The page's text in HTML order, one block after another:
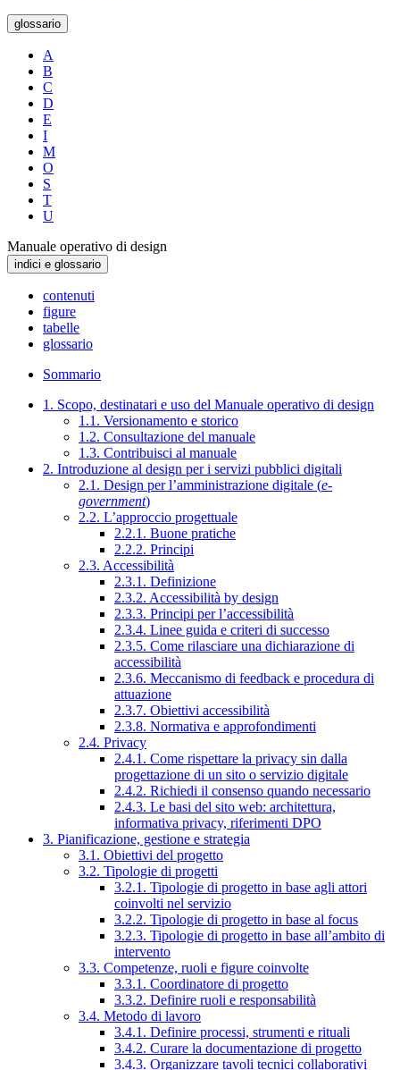
glossario
A
B
C
D
E
I
M
O
S
T
U
Manuale operativo di design
indici e glossario
contenuti
figure
tabelle
glossario
Sommario
1. Scopo, destinatari e uso del Manuale operativo di design
1.1. Versionamento e storico
1.2. Consultazione del manuale
1.3. Contribuisci al manuale
2. Introduzione al design per i servizi pubblici digitali
2.1. Design per l’amministrazione digitale (e-
government)
2.2. L’approccio progettuale
2.2.1. Buone pratiche
2.2.2. Principi
2.3. Accessibilità
2.3.1. Definizione
2.3.2. Accessibilità by design
2.3.3. Principi per l’accessibilità
2.3.4. Linee guida e criteri di successo
2.3.5. Come rilasciare una dichiarazione di
accessibilità
2.3.6. Meccanismo di feedback e procedura di
attuazione
2.3.7. Obiettivi accessibilità
2.3.8. Normativa e approfondimenti
2.4. Privacy
2.4.1. Come rispettare la privacy sin dalla
progettazione di un sito o servizio digitale
2.4.2. Richiedi il consenso quando necessario
2.4.3. Le basi del sito web: architettura,
informativa privacy, riferimenti DPO
3. Pianificazione, gestione e strategia
3.1. Obiettivi del progetto
3.2. Tipologie di progetti
3.2.1. Tipologie di progetto in base agli attori
coinvolti nel servizio
3.2.2. Tipologie di progetto in base al focus
3.2.3. Tipologie di progetto in base all’ambito di
intervento
3.3. Competenze, ruoli e figure coinvolte
3.3.1. Coordinatore di progetto
3.3.2. Definire ruoli e responsabilità
3.4. Metodo di lavoro
3.4.1. Definire processi, strumenti e rituali
3.4.2. Curare la documentazione di progetto
3.4.3. Organizzare tavoli tecnici collaborativi